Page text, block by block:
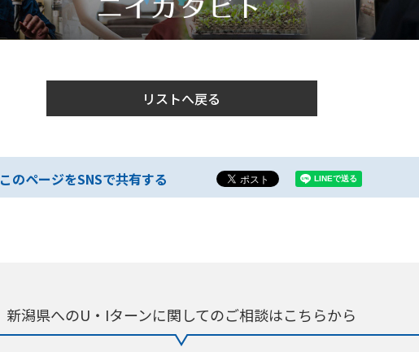
リストへ戻る
このページをSNSで共有する
新潟県へのU・Iターンに関してのご相談はこちらから